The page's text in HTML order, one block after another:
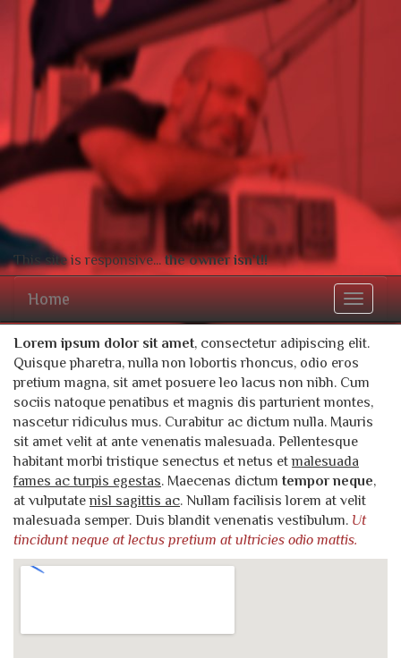
This site is responsive...the owner isn't!!
Toggle
Home
Lorem ipsum dolor sit amet, consectetur adipiscing elit.
Quisque pharetra, nulla non lobortis rhoncus, odio eros
pretium magna, sit amet posuere leo lacus non nibh. Cum
sociis natoque penatibus et magnis dis parturient montes,
nascetur ridiculus mus. Curabitur ac dictum nulla. Mauris
sit amet velit at ante venenatis malesuada. Pellentesque
habitant morbi tristique senectus et netus etmalesuada
fames ac turpis egestas. Maecenas dictum tempor neque,
at vulputatenisl sagittis ac. Nullam facilisis lorem at velit
malesuada semper. Duis blandit venenatis vestibulum. Ut
tincidunt neque at lectus pretium at ultricies odio mattis.